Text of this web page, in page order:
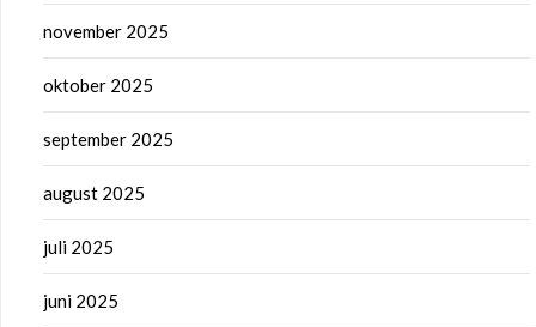
november 2025
oktober 2025
september 2025
august 2025
juli 2025
juni 2025